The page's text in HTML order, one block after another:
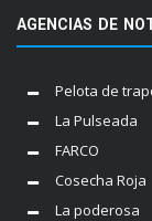
AGENCIAS DE
Pelota de
La Pulseada
FARCO
Cosecha Roja
La poderosa